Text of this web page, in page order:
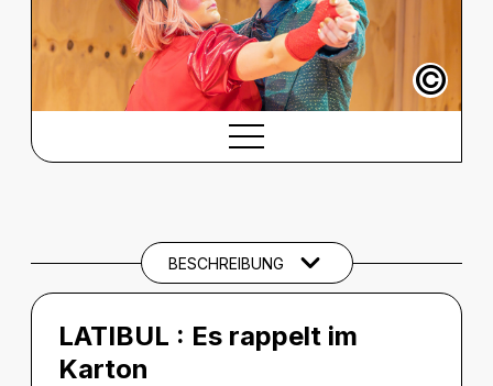
©
BESCHREIBUNG
LATIBUL : Es rappelt im
Karton